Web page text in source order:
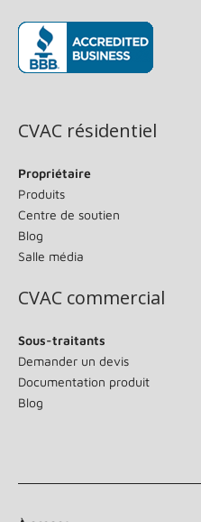
CVAC résidentiel
Propriétaire
Produits
Centre de soutien
Blog
Salle média
CVAC commercial
Sous-traitants
Demander un devis
Documentation produit
Blog